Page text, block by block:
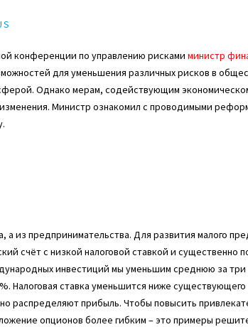
конференции по управлению рисками министр
для уменьшения различных рисков в
Однако мерам, содействующим
Министр ознакомил с проводимыми
а из предпринимательства. Для развития малого
счёт с низкой налоговой ставкой и существенно
инвестиций мы уменьшим среднюю за три
Налоговая ставка уменьшится ниже
распределяют прибыль. Чтобы повысить
опционов более гибким – это примеры